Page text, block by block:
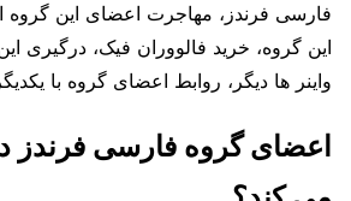
فارسی فرندز، مهاجرت اعضای این گروه
این گروه، خرید فالووران فیک، درگیری
واینر ها دیگر، روابط اعضای گروه با
اعضای گروه فارسی فرندز